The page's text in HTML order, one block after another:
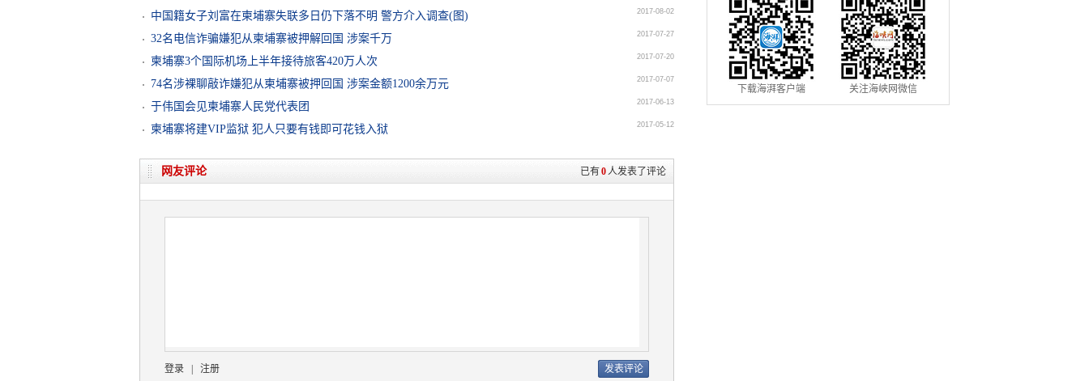
中国籍女子刘富在柬埔寨失联多日仍下落不明 警方介入调查(图) 2017-08-02
32名电信诈骗嫌犯从柬埔寨被押解回国 涉案千万 2017-07-27
柬埔寨3个国际机场上半年接待旅客420万人次 2017-07-20
74名涉裸聊敲诈嫌犯从柬埔寨被押回国 涉案金额1200余万元 2017-07-07
于伟国会见柬埔寨人民党代表团 2017-06-13
柬埔寨将建VIP监狱 犯人只要有钱即可花钱入狱 2017-05-12
已有0 人发表了评论
网友评论
登录 | 注册
下载海湃客户端 关注海峡网微信